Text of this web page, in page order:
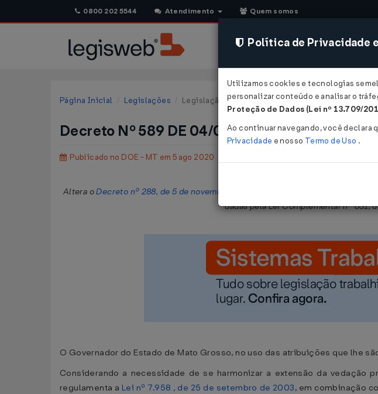
0800 202 5544 Atendimento Quem somos
CONSULTORIA
Página Inicial Legislações Legislação Estadual - Mato Grosso
Decreto Nº 589 DE 04/08/2020
Publicado no DOE - MT em 5 ago 2020
Altera oDecreto nº 288, de 5 de novembro de 2019
dadas pela Lei Complementar nº 631,
O Governador do Estado de Mato Grosso, no uso das atribuições que lhe
Considerando a necessidade de se harmonizar a extensão da vedação
regulamenta a Lei nº 7.958 , de 25 de setembro de 2003, em combinação
Política de Privacidade
Utilizamos cookies e tecnologias
personalizar conteúdo e analisar o
Proteção de Dados (Lei nº 13.709/
Ao continuar navegando, você declara
Privacidade e nosso Termo de Uso .